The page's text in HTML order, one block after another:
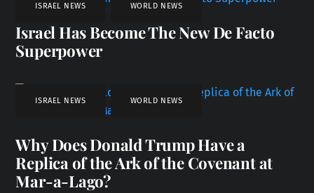
ISRAEL NEWS WORLD NEWS
Israel Has Become The New De Facto
Superpower
ISRAEL NEWS WORLD NEWS
Why Does Donald Trump Have a
Replica of the Ark of the Covenant at
Mar-a-Lago?